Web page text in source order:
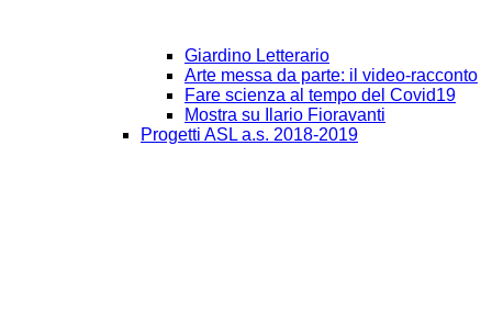
Giardino Letterario
Arte messa da parte: il video-racconto
Fare scienza al tempo del Covid19
Mostra su Ilario Fioravanti
Progetti ASL a.s. 2018-2019